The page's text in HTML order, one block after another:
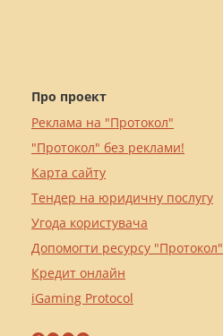
Про проект
Реклама на "Протокол"
"Протокол" без реклами!
Карта сайту
Тендер на юридичну послугу
Угода користувача
Допомогти ресурсу "Протокол"
Кредит онлайн
iGaming Protocol